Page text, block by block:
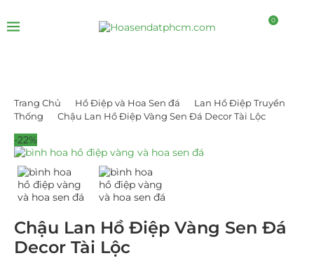
0
Trang Chủ Hồ Điệp và Hoa Sen đá
Lan Hồ Điệp Truyền
Thống
Chậu Lan Hồ Điệp Vàng Sen Đá Decor Tài Lộc
-22%
Chậu Lan Hồ Điệp Vàng Sen Đá
Decor Tài Lộc